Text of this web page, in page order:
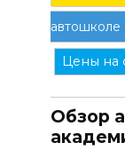
автошколе
Цены на
Обзор